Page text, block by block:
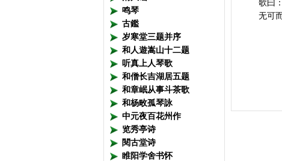
鸣琴
古鑑
岁寒堂三题并序
和人遊嵩山十二题
听真上人琴歌
和僧长吉湖居五题
和章岷从事斗茶歌
和杨畋孤琴詠
中元夜百花州作
览秀亭诗
閱古堂诗
睢阳学舍书怀
歌曰
无可